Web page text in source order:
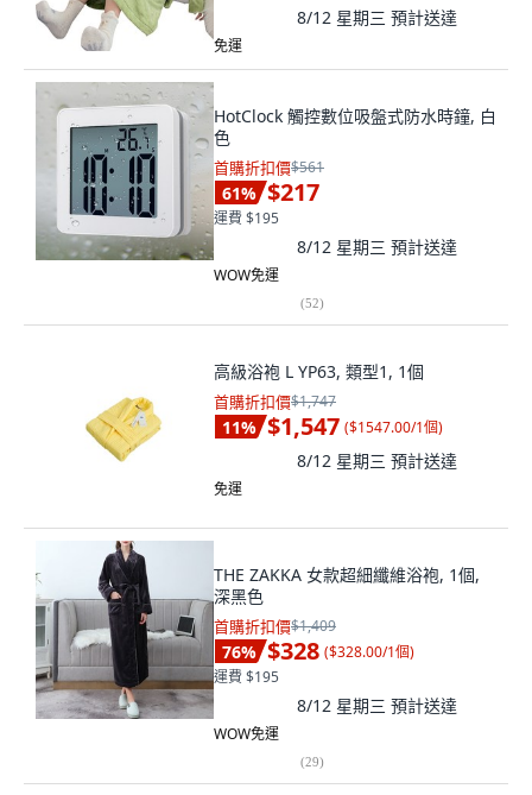
8/12 星期三 預計送達
免運
HotClock 觸控數位吸盤式防水時鐘, 白
色
首購折扣價$561
61% $217
運費 $195
8/12 星期三 預計送達
WOW免運
(52)
高級浴袍 L YP63, 類型1, 1個
首購折扣價$1,747
11% $1,547 ($1547.00/1個)
8/12 星期三 預計送達
免運
THE ZAKKA 女款超細纖維浴袍, 1個,
深黑色
首購折扣價$1,409
76% $328 ($328.00/1個)
運費 $195
8/12 星期三 預計送達
WOW免運
(29)